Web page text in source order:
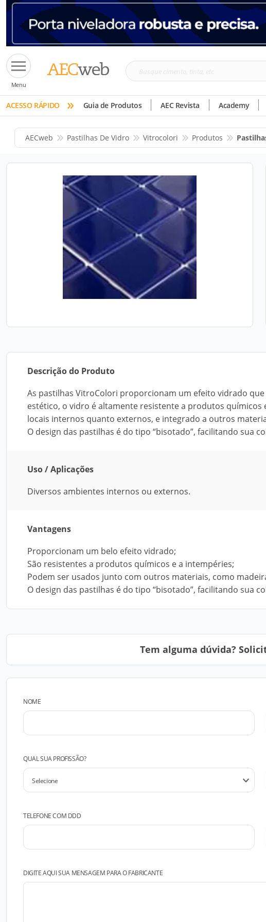
Menu
Busque
tinta,
etc
ACESSO RÁPIDO » Guia de Produtos AEC Revista Academy
AECweb Pastilhas De Vidro Vitrocolori Produtos
Descrição do Produto
As pastilhas VitroColori proporcionam um efeito vidrado
estético, o vidro é altamente resistente a produtos
locais internos quanto externos, e integrado a outros
O design das pastilhas é do tipo “bisotado”, facilitando sua
Uso / Aplicações
Diversos ambientes internos ou externos.
Vantagens
Proporcionam um belo efeito vidrado;
São resistentes a produtos químicos e a intempéries;
Podem ser usados junto com outros materiais, como
O design das pastilhas é do tipo “bisotado”, facilitando sua
Tem alguma dúvida?
NOME
QUAL SUA PROFISSÃO?
TELEFONE COM DDD
DIGITE AQUI SUA MENSAGEM PARA O FABRICANTE